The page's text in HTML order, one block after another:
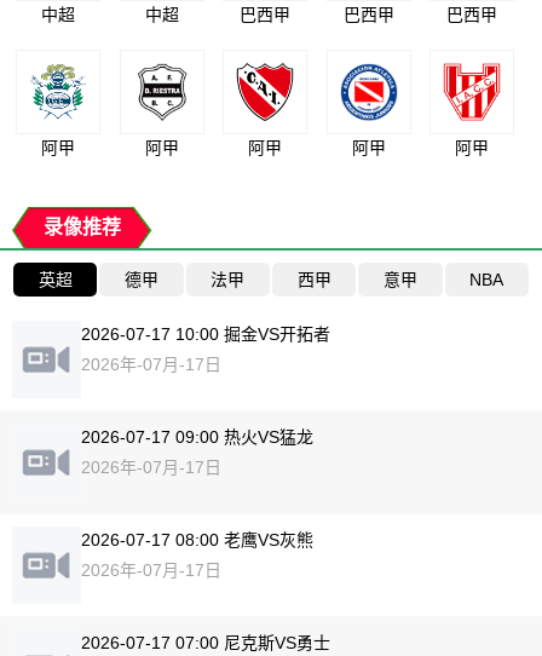
中超 中超 巴西甲 巴西甲 巴西甲
阿甲 阿甲 阿甲 阿甲 阿甲
录像推荐
英超 德甲 法甲 西甲 意甲 NBA
2026-07-17 10:00 掘金VS开拓者
2026年-07月-17日
2026-07-17 09:00 热火VS猛龙
2026年-07月-17日
2026-07-17 08:00 老鹰VS灰熊
2026年-07月-17日
2026-07-17 07:00 尼克斯VS勇士